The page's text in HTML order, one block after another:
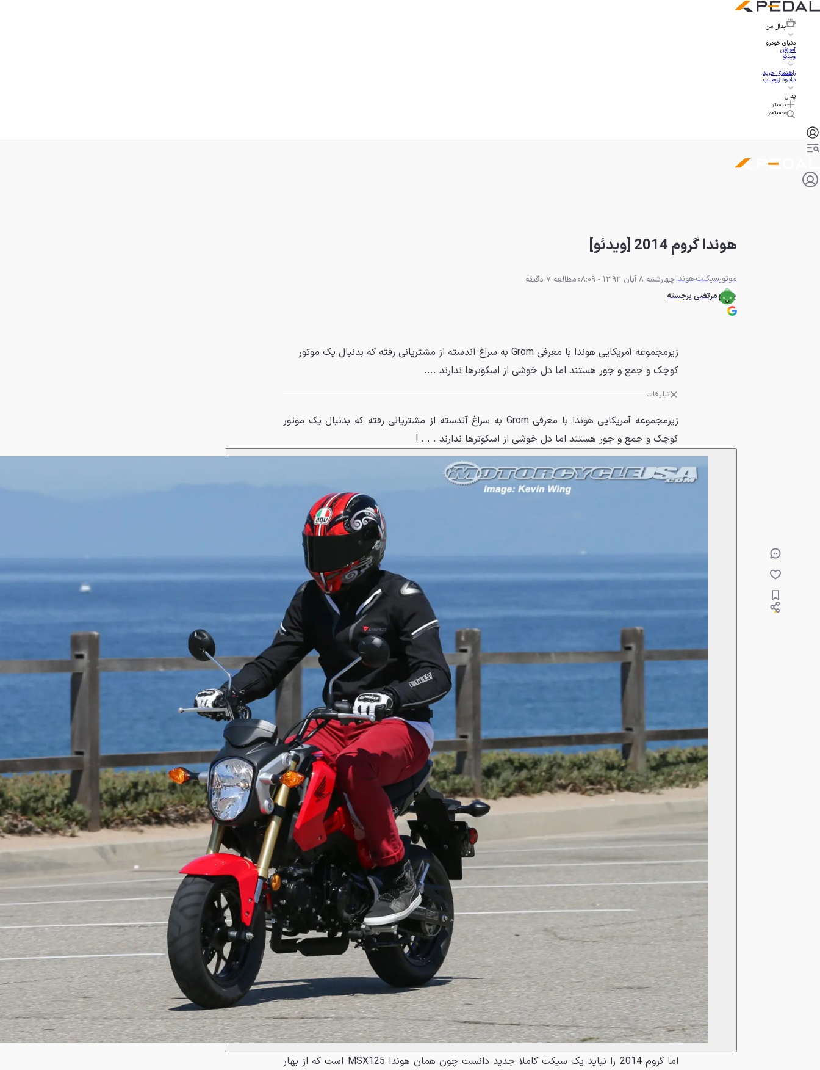
پدال من
دنیای خودرو
آموزش
ویدئو
راهنمای خرید
دانلود زوم اپ
پدال
بیشتر
جستجو
هوندا گروم 2014 [ویدئو]
موتورسیکلتهونداچهارشنبه 8 آبان 1392 - 08:09
مطالعه 7 دقیقه
مرتضی برجسته
زیرمجموعه آمریکایی هوندا با معرفی Grom به سراغ آندسته از مشتریانی رفته که بدنبال یک موتور
کوچک و جمع و جور هستند اما دل خوشی از اسکوترها ندارند ....
تبلیغات
زیرمجموعه آمریکایی هوندا با معرفی Grom به سراغ آندسته از مشتریانی رفته که بدنبال یک موتور
کوچک و جمع و جور هستند اما دل خوشی از اسکوترها ندارند . . . !
اما گروم 2014 را نباید یک سیکت کاملا جدید دانست چون همان هوندا MSX125 است که از بهار